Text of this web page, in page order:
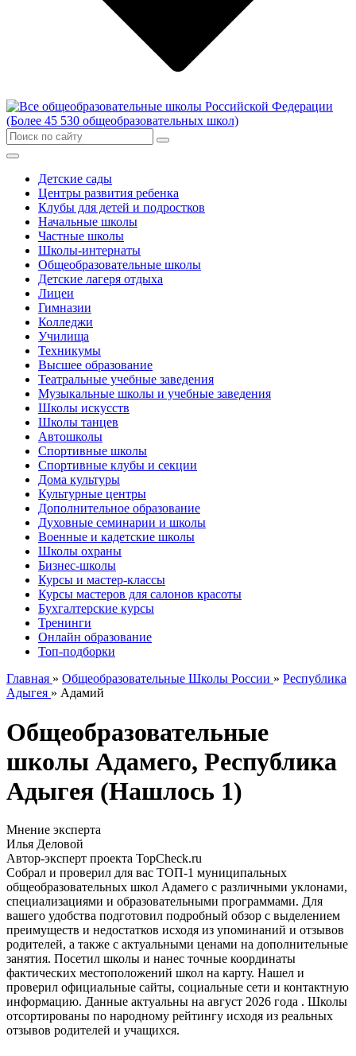
Детские сады
Центры развития ребенка
Клубы для детей и подростков
Начальные школы
Частные школы
Школы-интернаты
Общеобразовательные школы
Детские лагеря отдыха
Лицеи
Гимназии
Колледжи
Училища
Техникумы
Высшее образование
Театральные учебные заведения
Музыкальные школы и учебные заведения
Школы искусств
Школы танцев
Автошколы
Спортивные школы
Спортивные клубы и секции
Дома культуры
Культурные центры
Дополнительное образование
Духовные семинарии и школы
Военные и кадетские школы
Школы охраны
Бизнес-школы
Курсы и мастер-классы
Курсы мастеров для салонов красоты
Бухгалтерские курсы
Тренинги
Онлайн образование
Топ-подборки
Главная » Общеобразовательные Школы России » Республика
Адыгея » Адамий
Общеобразовательные
школы Адамего, Республика
Адыгея (Нашлось 1)
Мнение эксперта
Илья Деловой
Автор-эксперт проекта TopCheck.ru
Собрал и проверил для вас ТОП-1 муниципальных
общеобразовательных школ Адамего с различными уклонами,
специализациями и образовательными программами. Для
вашего удобства подготовил подробный обзор с выделением
преимуществ и недостатков исходя из упоминаний и отзывов
родителей, а также с актуальными ценами на дополнительные
занятия. Посетил школы и нанес точные координаты
фактических местоположений школ на карту. Нашел и
проверил официальные сайты, социальные сети и контактную
информацию. Данные актуальны на август 2026 года . Школы
отсортированы по народному рейтингу исходя из реальных
отзывов родителей и учащихся.